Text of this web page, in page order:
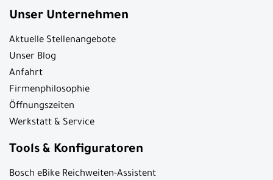
Unser Unternehmen
Aktuelle Stellenangebote
Unser Blog
Anfahrt
Firmenphilosophie
Öffnungszeiten
Werkstatt & Service
Tools & Konfiguratoren
Bosch eBike Reichweiten-Assistent